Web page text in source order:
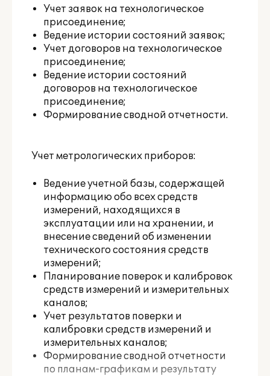
Учет заявок на технологическое
присоединение;
Ведение истории состояний заявок;
Учет договоров на технологическое
присоединение;
Ведение истории состояний
договоров на технологическое
присоединение;
Формирование сводной отчетности.
Учет метрологических приборов:
Ведение учетной базы, содержащей
информацию обо всех средств
измерений, находящихся в
эксплуатации или на хранении, и
внесение сведений об изменении
технического состояния средств
измерений;
Планирование поверок и калибровок
средств измерений и измерительных
каналов;
Учет результатов поверки и
калибровки средств измерений и
измерительных каналов;
Формирование сводной отчетности
по планам-графикам и результату